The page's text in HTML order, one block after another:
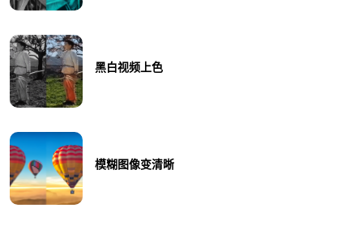
黑白视频上色
模糊图像变清晰